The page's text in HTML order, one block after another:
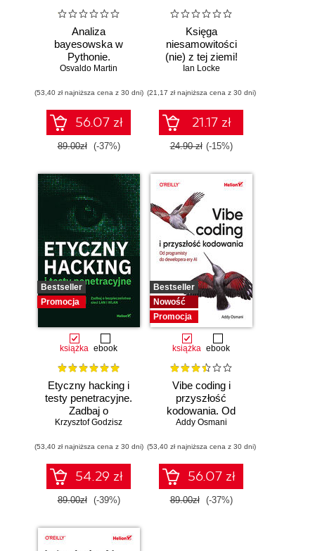
Analiza
bayesowska w
Pythonie.
Praktyczny
modelowaniu
probabilistycznym.
Wydanie III
Osvaldo Martin
(53,40 zł najniższa cena z 30 dni)
56.07 zł
89.00zł (-37%)
Księga
niesamowitości
(nie) z tej ziemi!
Księga faktów
niezwykłych
Ian Locke
(21,17 zł najniższa cena z 30 dni)
21.17 zł
24.90 zł (-15%)
Bestseller
Promocja
książka ebook
Etyczny hacking i
testy penetracyjne.
Zadbaj o
bezpieczeństwo
Krzysztof Godzisz
(53,40 zł najniższa cena z 30 dni)
54.29 zł
89.00zł (-39%)
Bestseller
Nowość
Promocja
książka ebook
Vibe coding i
przyszłość
kodowania. Od
programisty do
Addy Osmani
(53,40 zł najniższa cena z 30 dni)
56.07 zł
89.00zł (-37%)